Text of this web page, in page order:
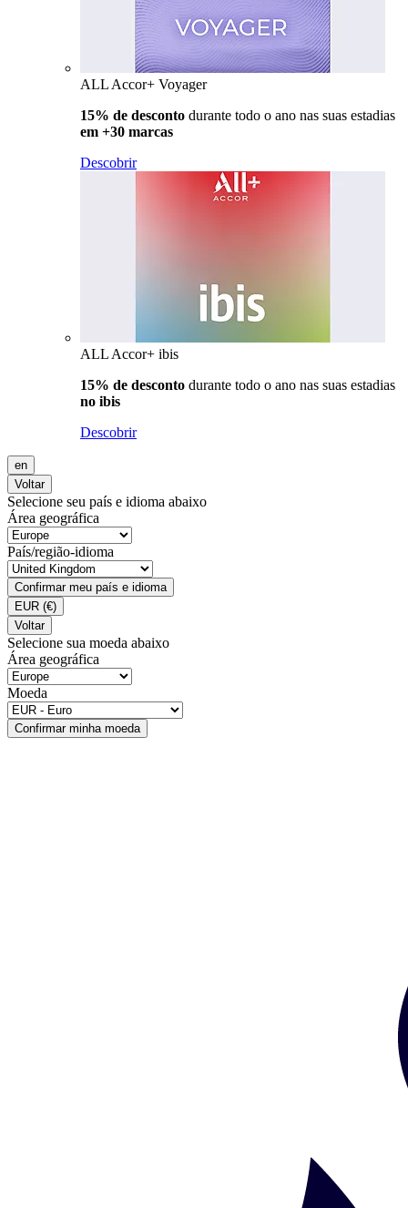
ALL Accor+ Voyager
15% de desconto durante todo o ano nas suas estadias
em +30 marcas
Descobrir
ALL Accor+ ibis
15% de desconto durante todo o ano nas suas estadias
no ibis
Descobrir
en
Voltar
Selecione seu país e idioma abaixo
Área geográfica
País/região-idioma
Confirmar meu país e idioma
EUR (€)
Voltar
Selecione sua moeda abaixo
Área geográfica
Moeda
Confirmar minha moeda